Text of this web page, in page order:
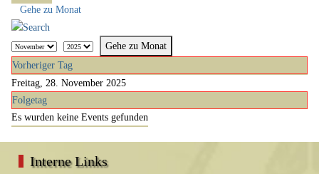
Gehe zu Monat
Gehe zu Monat
Vorheriger Tag
Freitag, 28. November 2025
Folgetag
Es wurden keine Events gefunden
Interne Links